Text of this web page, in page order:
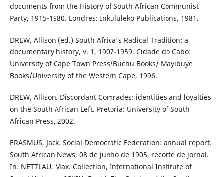
documents from the History of South African Communist
Party, 1915-1980. Londres: Inkululeko Publications, 1981.
DREW, Allison (ed.) South Africa's Radical Tradition: a
documentary history, v. 1, 1907-1959. Cidade do Cabo:
University of Cape Town Press/Buchu Books/ Mayibuye
Books/University of the Western Cape, 1996.
DREW, Allison. Discordant Comrades: identities and loyalties
on the South African Left. Pretoria: University of South
African Press, 2002.
ERASMUS, Jack. Social Democratic Federation: annual report.
South African News, 08 de junho de 1905, recorte de jornal.
In: NETTLAU, Max. Collection, International Institute of